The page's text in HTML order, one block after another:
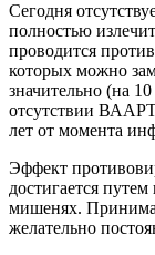
Сегодня
полностью
проводится
которых можно
значительно (на
отсутствии ВААРТ
лет от момента
Эффект
достигается
мишенях.
желательно